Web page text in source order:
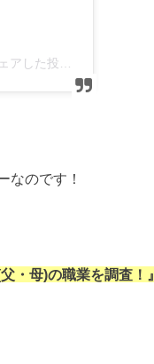
藤本万梨乃(フジテレビアナウンサー)(@marino.fujimoto1030)がシェアした投稿
なのです！
・母)の職業を調査！』